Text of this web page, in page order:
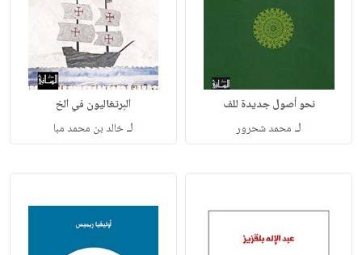
نحو أصول جديدة للف
لـ محمد شحرور
البرتغاليون في الخ
لـخالد بن محمد مبا